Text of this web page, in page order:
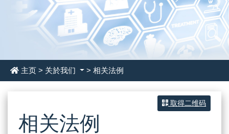
主页 > 关於我们 > 相关法例
取得二维码
相关法例